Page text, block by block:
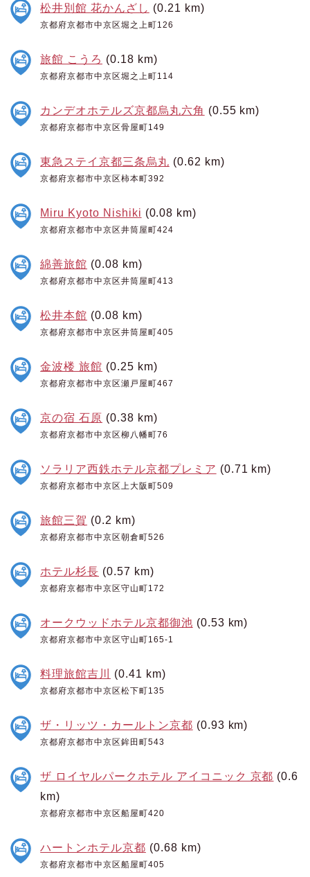
松井別館 花かんざし (0.21 km)
京都府京都市中京区堀之上町126
旅館 こうろ (0.18 km)
京都府京都市中京区堀之上町114
カンデオホテルズ京都烏丸六角 (0.55 km)
京都府京都市中京区骨屋町149
東急ステイ京都三条烏丸 (0.62 km)
京都府京都市中京区柿本町392
Miru Kyoto Nishiki (0.08 km)
京都府京都市中京区井筒屋町424
綿善旅館 (0.08 km)
京都府京都市中京区井筒屋町413
松井本館 (0.08 km)
京都府京都市中京区井筒屋町405
金波楼 旅館 (0.25 km)
京都府京都市中京区瀬戸屋町467
京の宿 石原 (0.38 km)
京都府京都市中京区柳八幡町76
ソラリア西鉄ホテル京都プレミア (0.71 km)
京都府京都市中京区上大阪町509
旅館三賀 (0.2 km)
京都府京都市中京区朝倉町526
ホテル杉長 (0.57 km)
京都府京都市中京区守山町172
オークウッドホテル京都御池 (0.53 km)
京都府京都市中京区守山町165-1
料理旅館吉川 (0.41 km)
京都府京都市中京区松下町135
ザ・リッツ・カールトン京都 (0.93 km)
京都府京都市中京区鉾田町543
ザ ロイヤルパークホテル アイコニック 京都 (0.6
km)
京都府京都市中京区船屋町420
ハートンホテル京都 (0.68 km)
京都府京都市中京区船屋町405